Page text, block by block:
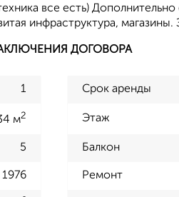
все есть) Дополнительно
инфраструктура, магазины.
ДОГОВОРА
1 Срок аренды
м2 Этаж
5 Балкон
1976 Ремонт